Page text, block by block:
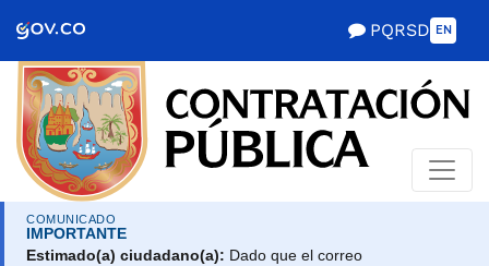
de Gobierno
PQRSD EN
COMUNICADO
IMPORTANTE
Estimado(a) ciudadano(a): Dado que el correo